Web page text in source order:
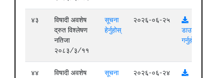
४३
विषादी अवशेष
द्रुत विश्लेषण
नतिजा
२०८३/३/११
सूचना
हेर्नुहोस्
२०२६-०६-२५
डाउनलोड
गर्नुहोस्
४४
विषादी अवशेष
सूचना
२०२६-०६-२४